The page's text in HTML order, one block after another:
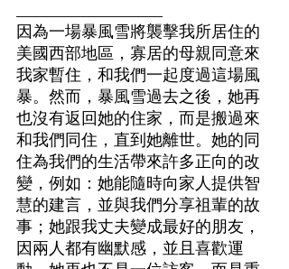
因為一場暴風雪將襲擊我所居住的
美國西部地區，寡居的母親同意來
我家暫住，和我們一起度過這場風
暴。然而，暴風雪過去之後，她再
也沒有返回她的住家，而是搬過來
和我們同住，直到她離世。她的同
住為我們的生活帶來許多正向的改
變，例如：她能隨時向家人提供智
慧的建言，並與我們分享祖輩的故
事；她跟我丈夫變成最好的朋友，
因兩人都有幽默感，並且喜歡運